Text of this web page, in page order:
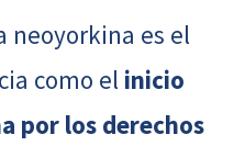
neoyorkina es el
como el inicio
por los derechos